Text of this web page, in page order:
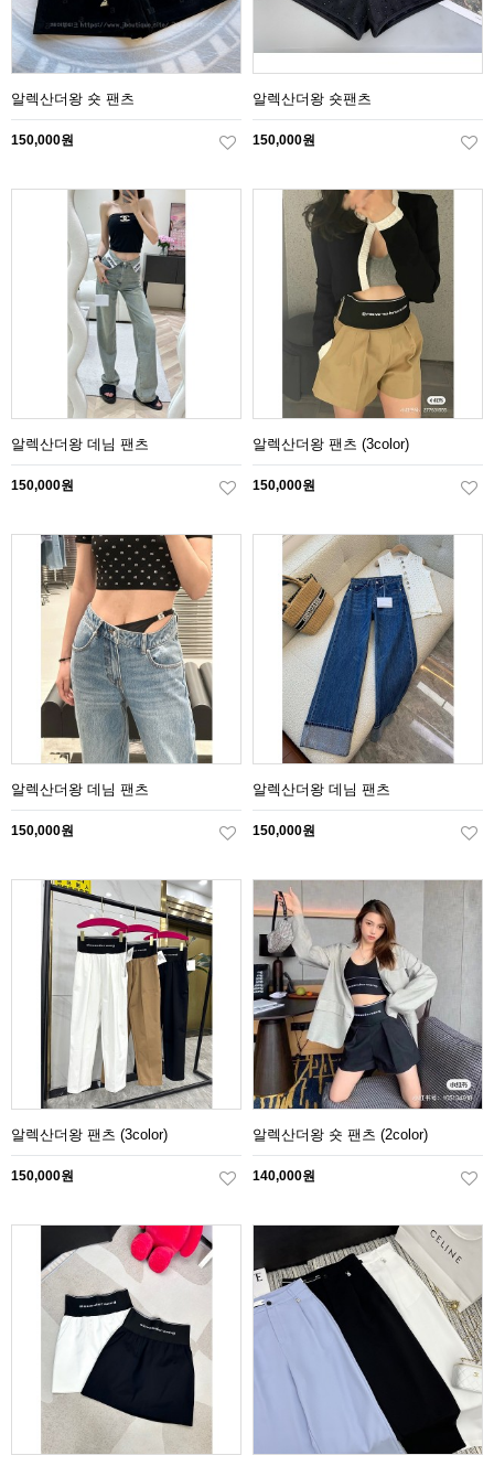
알렉산더왕 숏 팬츠
150,000원
알렉산더왕 숏팬츠
150,000원
알렉산더왕 데님 팬츠
150,000원
알렉산더왕 팬츠 (3color)
150,000원
알렉산더왕 데님 팬츠
150,000원
알렉산더왕 데님 팬츠
150,000원
알렉산더왕 팬츠 (3color)
150,000원
알렉산더왕 숏 팬츠 (2color)
140,000원